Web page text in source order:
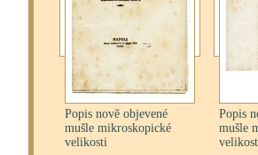
Popis nově objevené
mušle mikroskopické
velikosti
Popis
mušle